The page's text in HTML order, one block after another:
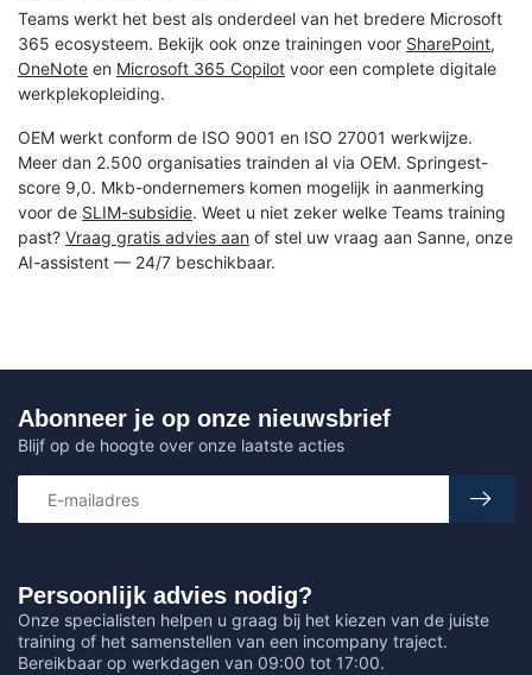
Teams werkt het best als onderdeel van het bredere Microsoft
365 ecosysteem. Bekijk ook onze trainingen voor SharePoint,
OneNote en Microsoft 365 Copilot voor een complete digitale
werkplekopleiding.
OEM werkt conform de ISO 9001 en ISO 27001 werkwijze.
Meer dan 2.500 organisaties trainden al via OEM. Springest-
score 9,0. Mkb-ondernemers komen mogelijk in aanmerking
voor de SLIM-subsidie. Weet u niet zeker welke Teams training
past? Vraag gratis advies aan of stel uw vraag aan Sanne, onze
AI-assistent — 24/7 beschikbaar.
Persoonlijk advies nodig?
Onze specialisten helpen u graag bij het kiezen van de juiste
training of het samenstellen van een incompany traject.
Bereikbaar op werkdagen van 09:00 tot 17:00.
Abonneer je op onze nieuwsbrief
Blijf op de hoogte over onze laatste acties